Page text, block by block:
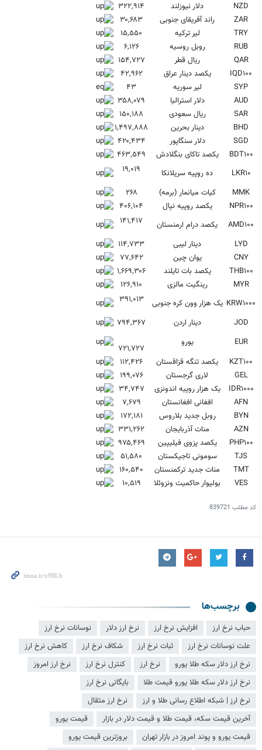
NZD
دلار نیوزلند
۳۲۲,۹۱۴
ZAR
راند آفریقای جنوبی
۳۰,۶۸۳
TRY
لیر ترکیه
۱۵,۵۵۰
RUB
روبل روسیه
۶,۱۲۶
QAR
ریال قطر
۱۵۴,۷۲۷
IQD۱۰۰
یکصد دینار عراق
۴۲,۹۶۲
SYP
لیر سوریه
۴۳
AUD
دلار استرالیا
۳۵۸,۰۷۹
SAR
ریال سعودی
۱۵۰,۱۸۸
BHD
دینار بحرین
۱,۴۹۷,۸۸۸
SGD
دلار سنگاپور
۴۲۰,۴۳۴
BDT۱۰۰
یکصد تاکای بنگلادش
۴۶۳,۵۴۹
LKR۱۰
ده روپیه سریلانکا
۱۹,۰۱۹
MMK
کیات میانمار (برمه)
۲۶۸
NPR۱۰۰
یکصد روپیه نپال
۴۰۶,۱۰۴
AMD۱۰۰
یکصد درام ارمنستان
۱۴۱,۴۱۷
LYD
دینار لیبی
۱۱۴,۷۳۳
CNY
یوان چین
۷۷,۶۴۲
THB۱۰۰
یکصد بات تایلند
۱,۶۶۹,۳۰۶
MYR
رینگیت مالزی
۱۲۶,۹۱۰
KRW۱۰۰۰ یک هزار وون کره جنوبی
۳۹۱,۰۱۳
JOD
دینار اردن
۷۹۴,۳۶۷
EUR
یورو
۷۲۱,۷۲۷
KZT۱۰۰
یکصد تنگه قزاقستان
۱۱۲,۴۲۶
GEL
لاری گرجستان
۱۹۹,۰۷۶
IDR۱۰۰۰
یک هزار روپیه اندونزی
۳۴,۷۴۷
AFN
افغانی افغانستان
۷,۶۷۹
BYN
روبل جدید بلاروس
۱۷۲,۱۸۱
AZN
منات آذربایجان
۳۳۱,۲۶۲
PHP۱۰۰
یکصد پزوی فیلیپین
۹۷۵,۴۶۹
TJS
سومونی تاجیکستان
۵۱,۵۸۰
TMT
منات جدید ترکمنستان
۱۶۰,۵۴۰
VES
بولیوار حاکمیت ونزوئلا ۱۰,۵۱۹
کد مطلب 839721
برچسب‌ها
حباب نرخ ارز افزایش نرخ ارز نرخ ارز دلار
نوسانات نرخ ارز
علت نوسانات نرخ ارز
ثبات نرخ ارز شکاف نرخ ارز
کاهش نرخ ارز
نرخ ارز دلار سکه طلا یورو
نرخ ارز کنترل نرخ ارز
نرخ ارز امروز
نرخ ارز دلار سکه طلا یورو قیمت طلا
بایگانی نرخ ارز
نرخ ارز | شبکه اطلاع رسانی طلا و ارز
نرخ ارز مثقال
آخرین قیمت سکه، قیمت طلا و قیمت دلار در بازار
قیمت یورو
قیمت یورو و پوند امروز در بازار تهران
بروزترین قیمت یورو